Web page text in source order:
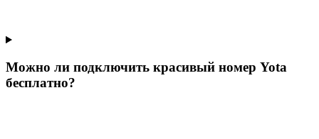
Можно ли подключить красивый номер Yota
бесплатно?